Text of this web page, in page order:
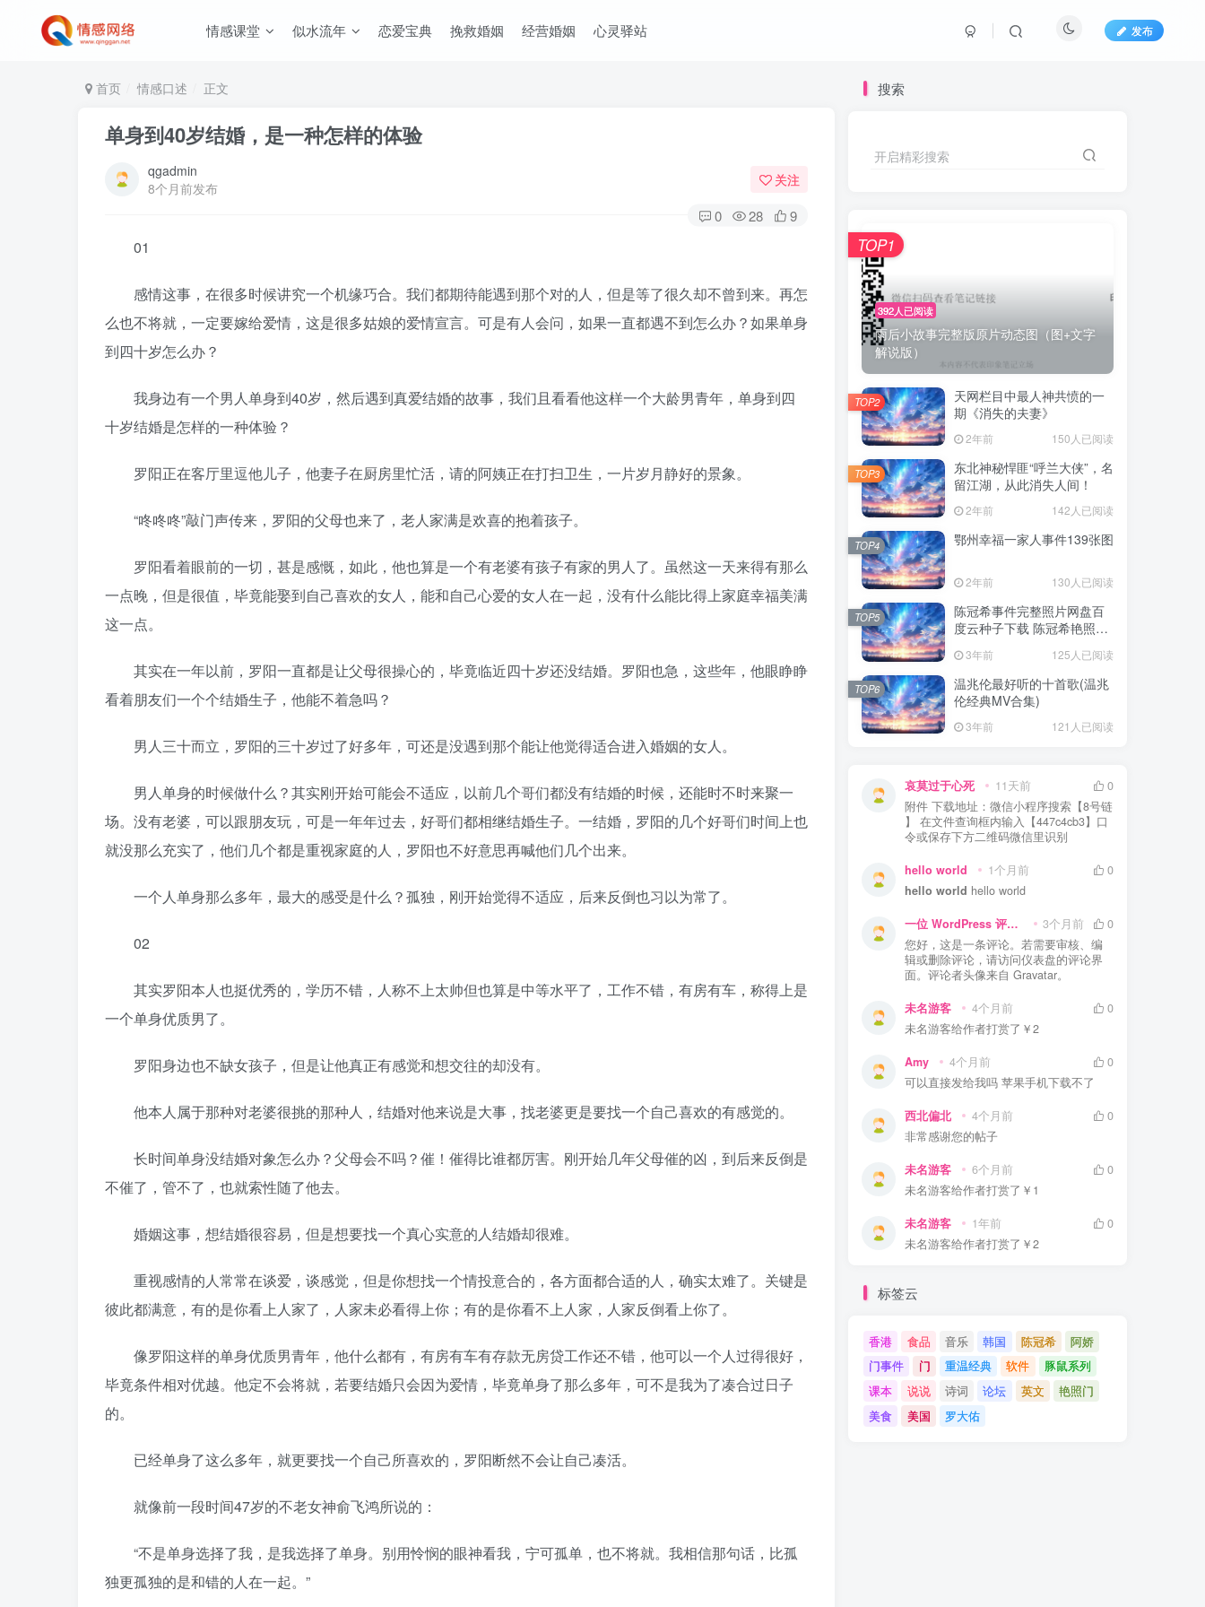
情感课堂 似水流年 恋爱宝典 挽救婚姻 经营婚姻 心灵驿站 发布
首页 情感口述 正文
单身到40岁结婚，是一种怎样的体验
qgadmin
8个月前发布
关注
0 28 9
01
感情这事，在很多时候讲究一个机缘巧合。我们都期待能遇到那个对的人，但是等了很久却不曾到来。再怎
么也不将就，一定要嫁给爱情，这是很多姑娘的爱情宣言。可是有人会问，如果一直都遇不到怎么办？如果单身
到四十岁怎么办？
我身边有一个男人单身到40岁，然后遇到真爱结婚的故事，我们且看看他这样一个大龄男青年，单身到四
十岁结婚是怎样的一种体验？
罗阳正在客厅里逗他儿子，他妻子在厨房里忙活，请的阿姨正在打扫卫生，一片岁月静好的景象。
“咚咚咚”敲门声传来，罗阳的父母也来了，老人家满是欢喜的抱着孩子。
罗阳看着眼前的一切，甚是感慨，如此，他也算是一个有老婆有孩子有家的男人了。虽然这一天来得有那么
一点晚，但是很值，毕竟能娶到自己喜欢的女人，能和自己心爱的女人在一起，没有什么能比得上家庭幸福美满
这一点。
其实在一年以前，罗阳一直都是让父母很操心的，毕竟临近四十岁还没结婚。罗阳也急，这些年，他眼睁睁
看着朋友们一个个结婚生子，他能不着急吗？
男人三十而立，罗阳的三十岁过了好多年，可还是没遇到那个能让他觉得适合进入婚姻的女人。
男人单身的时候做什么？其实刚开始可能会不适应，以前几个哥们都没有结婚的时候，还能时不时来聚一
场。没有老婆，可以跟朋友玩，可是一年年过去，好哥们都相继结婚生子。一结婚，罗阳的几个好哥们时间上也
就没那么充实了，他们几个都是重视家庭的人，罗阳也不好意思再喊他们几个出来。
一个人单身那么多年，最大的感受是什么？孤独，刚开始觉得不适应，后来反倒也习以为常了。
02
其实罗阳本人也挺优秀的，学历不错，人称不上太帅但也算是中等水平了，工作不错，有房有车，称得上是
一个单身优质男了。
罗阳身边也不缺女孩子，但是让他真正有感觉和想交往的却没有。
他本人属于那种对老婆很挑的那种人，结婚对他来说是大事，找老婆更是要找一个自己喜欢的有感觉的。
长时间单身没结婚对象怎么办？父母会不吗？催！催得比谁都厉害。刚开始几年父母催的凶，到后来反倒是
不催了，管不了，也就索性随了他去。
婚姻这事，想结婚很容易，但是想要找一个真心实意的人结婚却很难。
重视感情的人常常在谈爱，谈感觉，但是你想找一个情投意合的，各方面都合适的人，确实太难了。关键是
彼此都满意，有的是你看上人家了，人家未必看得上你；有的是你看不上人家，人家反倒看上你了。
像罗阳这样的单身优质男青年，他什么都有，有房有车有存款无房贷工作还不错，他可以一个人过得很好，
毕竟条件相对优越。他定不会将就，若要结婚只会因为爱情，毕竟单身了那么多年，可不是我为了凑合过日子
的。
已经单身了这么多年，就更要找一个自己所喜欢的，罗阳断然不会让自己凑活。
就像前一段时间47岁的不老女神俞飞鸿所说的：
“不是单身选择了我，是我选择了单身。别用怜悯的眼神看我，宁可孤单，也不将就。我相信那句话，比孤
独更孤独的是和错的人在一起。”
搜索
开启精彩搜索
392人已阅读
雨后小故事完整版原片动态图（图+文字
解说版）
TOP1
天网栏目中最人神共愤的一
期《消失的夫妻》
2年前 150人已阅读
TOP2
东北神秘悍匪“呼兰大侠”，名
留江湖，从此消失人间！
2年前 142人已阅读
TOP3
鄂州幸福一家人事件139张图
2年前 130人已阅读
TOP4
陈冠希事件完整照片网盘百
度云种子下载 陈冠希艳照门
门全部图片观看
3年前 125人已阅读
TOP5
温兆伦最好听的十首歌(温兆
伦经典MV合集)
3年前 121人已阅读
TOP6
哀莫过于心死 11天前
0
附件 下载地址：微信小程序搜索【8号链
】 在文件查询框内输入【447c4cb3】口
令或保存下方二维码微信里识别
hello world 1个月前
0
hello world hello world
一位 WordPress 评论者 3个月前
0
您好，这是一条评论。若需要审核、编
辑或删除评论，请访问仪表盘的评论界
面。评论者头像来自 Gravatar。
未名游客 4个月前
0
未名游客给作者打赏了 ￥2
Amy 4个月前
0
可以直接发给我吗 苹果手机下载不了
西北偏北 4个月前
0
非常感谢您的帖子
未名游客 6个月前
0
未名游客给作者打赏了 ￥1
未名游客 1年前
0
未名游客给作者打赏了 ￥2
标签云
香港 食品 音乐 韩国 陈冠希
阿娇
门事件
门 重温经典 软件
豚鼠系列
课本
说说 诗词 论坛 英文
艳照门
美食
美国 罗大佑